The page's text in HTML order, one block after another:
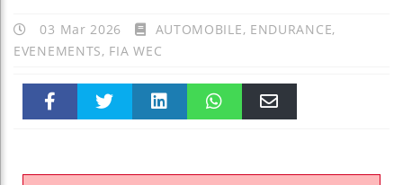
03 Mar 2026 AUTOMOBILE, ENDURANCE,
EVENEMENTS, FIA WEC
k pt